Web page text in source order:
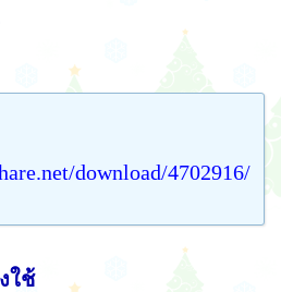
download/4702916/
ใช้